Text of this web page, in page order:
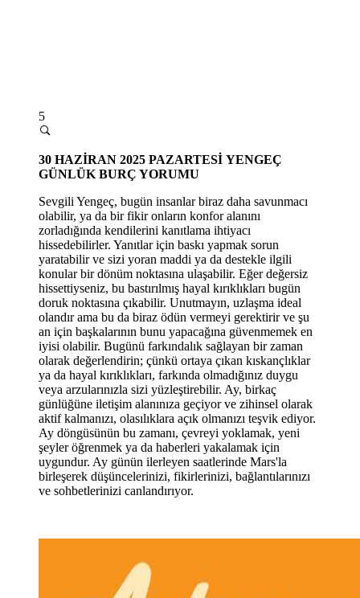
5
30 HAZİRAN 2025 PAZARTESİ YENGEÇ
GÜNLÜK BURÇ YORUMU
Sevgili Yengeç, bugün insanlar biraz daha savunmacı
olabilir, ya da bir fikir onların konfor alanını
zorladığında kendilerini kanıtlama ihtiyacı
hissedebilirler. Yanıtlar için baskı yapmak sorun
yaratabilir ve sizi yoran maddi ya da destekle ilgili
konular bir dönüm noktasına ulaşabilir. Eğer değersiz
hissettiyseniz, bu bastırılmış hayal kırıklıkları bugün
doruk noktasına çıkabilir. Unutmayın, uzlaşma ideal
olandır ama bu da biraz ödün vermeyi gerektirir ve şu
an için başkalarının bunu yapacağına güvenmemek en
iyisi olabilir. Bugünü farkındalık sağlayan bir zaman
olarak değerlendirin; çünkü ortaya çıkan kıskançlıklar
ya da hayal kırıklıkları, farkında olmadığınız duygu
veya arzularınızla sizi yüzleştirebilir. Ay, birkaç
günlüğüne iletişim alanınıza geçiyor ve zihinsel olarak
aktif kalmanızı, olasılıklara açık olmanızı teşvik ediyor.
Ay döngüsünün bu zamanı, çevreyi yoklamak, yeni
şeyler öğrenmek ya da haberleri yakalamak için
uygundur. Ay günün ilerleyen saatlerinde Mars'la
birleşerek düşüncelerinizi, fikirlerinizi, bağlantılarınızı
ve sohbetlerinizi canlandırıyor.